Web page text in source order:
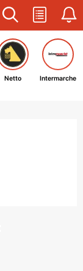
Netto Intermarche